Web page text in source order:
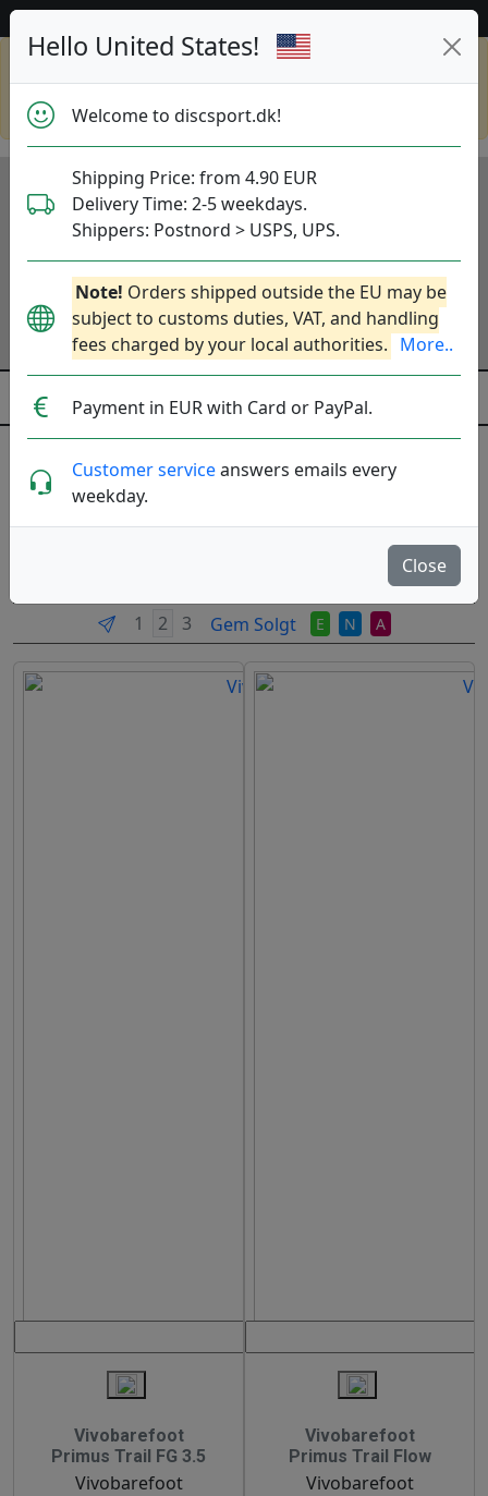
Hello United States!
Welcome to discsport.dk!
Shipping Price: from 4.90 EUR
Delivery Time: 2-5 weekdays.
Shippers: Postnord > USPS, UPS.
Note! Orders shipped outside the EU may be
subject to customs duties, VAT, and handling
fees charged by your local authorities. More..
Payment in EUR with Card or PayPal.
Customer serviceanswers emails every
weekday.
Close
go todiscsport.com
Vivobarefoot
Sortér
Gem Solgt E N A
Vivobarefoot
Primus Trail FG 3.5
Vivobarefoot
Vivobarefoot
Primus Trail Flow
Vivobarefoot